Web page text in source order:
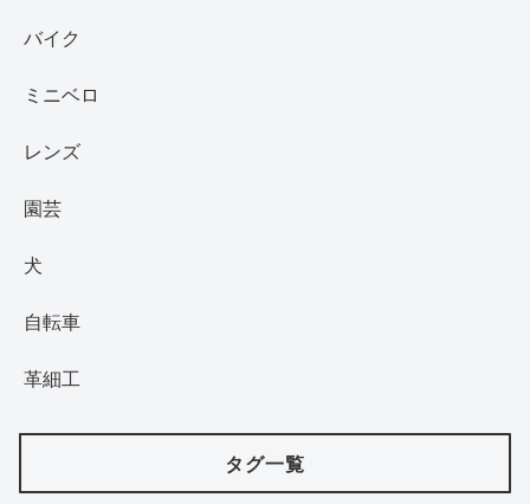
バイク
ミニベロ
レンズ
園芸
犬
自転車
革細工
タグ一覧